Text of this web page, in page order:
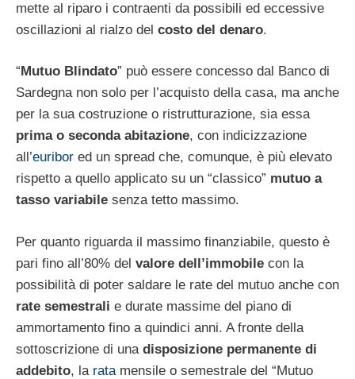
mette al riparo i contraenti da possibili ed eccessive
oscillazioni al rialzo del costo del denaro.
“ Mutuo Blindato” può essere concesso dal Banco di
Sardegna non solo per l’acquisto della casa, ma anche
per la sua costruzione o ristrutturazione, sia essa
prima o seconda abitazione, con indicizzazione
all’euribor ed un spread che, comunque, è più elevato
rispetto a quello applicato su un “classico” mutuo a
tasso variabile senza tetto massimo.
Per quanto riguarda il massimo finanziabile, questo è
pari fino all’80% del valore dell’immobile con la
possibilità di poter saldare le rate del mutuo anche con
rate semestrali e durate massime del piano di
ammortamento fino a quindici anni. A fronte della
sottoscrizione di unadisposizione permanente di
addebito, la ratamensile o semestrale del “Mutuo